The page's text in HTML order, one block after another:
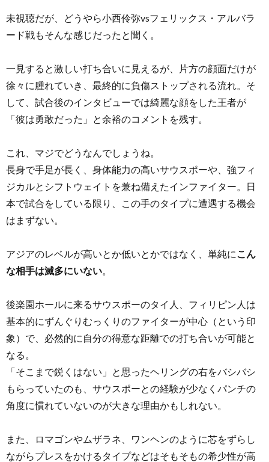
未視聴だが、どうやら小西伶弥vsフェリックス・アルバラ
ード戦もそんな感じだったと聞く。
一見すると激しい打ち合いに見えるが、片方の顔面だけが
徐々に腫れていき、最終的に負傷ストップされる流れ。そ
して、試合後のインタビューでは綺麗な顔をした王者が
「彼は勇敢だった」と余裕のコメントを残す。
これ、マジでどうなんでしょうね。
長身で手足が長く、身体能力の高いサウスポーや、強フィ
ジカルとシフトウェイトを兼ね備えたインファイター。日
本で試合をしている限り、この手のタイプに遭遇する機会
はまずない。
アジアのレベルが高いとか低いとかではなく、単純に こん
な相手は滅多にいない
後楽園ホールに来るサウスポーのタイ人、フィリピン人は
基本的にずんぐりむっくりのファイターが中心（という印
象）で、必然的に自分の得意な距離での打ち合いが可能と
なる。
「そこまで鋭くはない」と思ったヘリングの右をバシバシ
もらっていたのも、サウスポーとの経験が少なくパンチの
角度に慣れていないのが大きな理由かもしれない。
また、ロマゴンやムザラネ、ワンヘンのように芯をずらし
ながらプレスをかけるタイプなどはそもそもの希少性が高